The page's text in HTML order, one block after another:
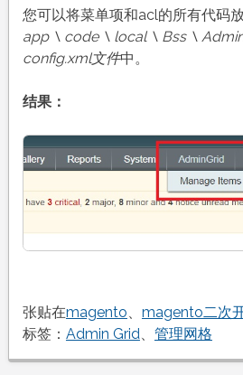
您可以将菜单项和acl的所有代码
app \ code \ local \ Bss \
config.xml文件中。
结果：
张贴在magento、 magento二次
标签： Admin Grid、 管理网格